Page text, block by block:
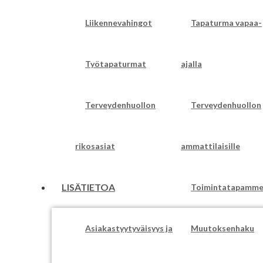
Liikennevahingot Tapaturma vapaa-
ajalla
Työtapaturmat
Terveydenhuollon
ammattilaisille
Terveydenhuollon
rikosasiat
Toimintatapamme
LISÄTIETOA
Asiakastyytyväisyys ja Muutoksenhaku